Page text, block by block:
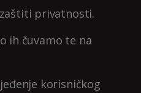
privatnosti.
ih čuvamo te na
korisničkog